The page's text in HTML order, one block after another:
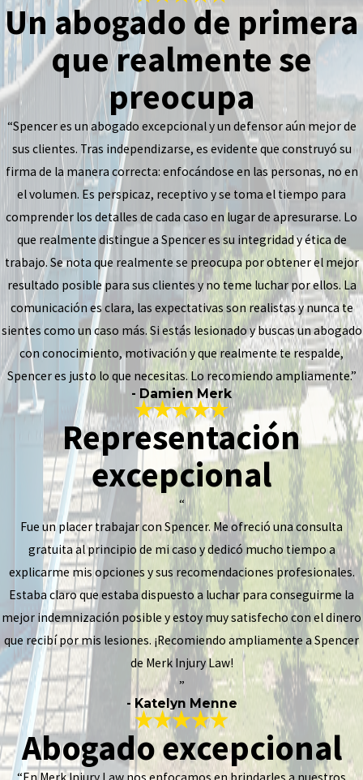
Un abogado de primera
que realmente se
preocupa
“Spencer es un abogado excepcional y un defensor aún mejor de
sus clientes. Tras independizarse, es evidente que construyó su
firma de la manera correcta: enfocándose en las personas, no en
el volumen. Es perspicaz, receptivo y se toma el tiempo para
comprender los detalles de cada caso en lugar de apresurarse. Lo
que realmente distingue a Spencer es su integridad y ética de
trabajo. Se nota que realmente se preocupa por obtener el mejor
resultado posible para sus clientes y no teme luchar por ellos. La
comunicación es clara, las expectativas son realistas y nunca te
sientes como un caso más. Si estás lesionado y buscas un abogado
con conocimiento, motivación y que realmente te respalde,
Spencer es justo lo que necesitas. Lo recomiendo ampliamente.”
- Damien Merk
Representación
excepcional
“
Fue un placer trabajar con Spencer. Me ofreció una consulta
gratuita al principio de mi caso y dedicó mucho tiempo a
explicarme mis opciones y sus recomendaciones profesionales.
Estaba claro que estaba dispuesto a luchar para conseguirme la
mejor indemnización posible y estoy muy satisfecho con el dinero
que recibí por mis lesiones. ¡Recomiendo ampliamente a Spencer
de Merk Injury Law!
”
- Katelyn Menne
Abogado excepcional